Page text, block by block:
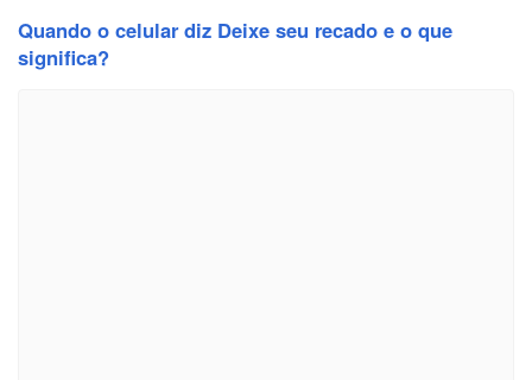
Quando o celular diz Deixe seu recado e o que
significa?